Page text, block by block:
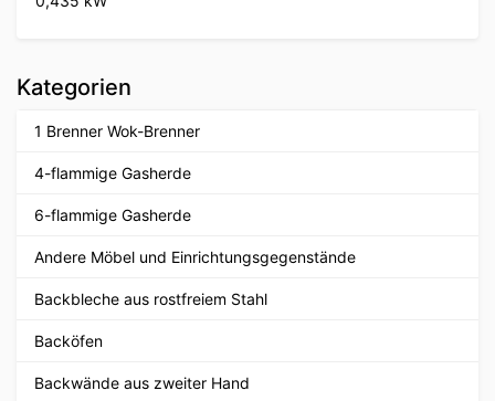
Kategorien
1 Brenner Wok-Brenner
4-flammige Gasherde
6-flammige Gasherde
Andere Möbel und Einrichtungsgegenstände
Backbleche aus rostfreiem Stahl
Backöfen
Backwände aus zweiter Hand